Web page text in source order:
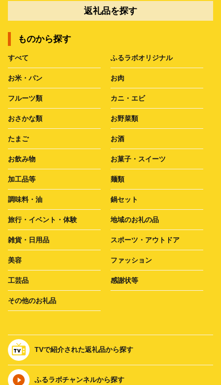
返礼品を探す
ものから探す
すべて ふるラボオリジナル
お米・パン お肉
フルーツ類 カニ・エビ
おさかな類 お野菜類
たまご お酒
お飲み物 お菓子・スイーツ
加工品等 麺類
調味料・油 鍋セット
旅行・イベント・体験 地域のお礼の品
雑貨・日用品 スポーツ・アウトドア
美容 ファッション
工芸品 感謝状等
その他のお礼品
TVで紹介された返礼品から探す
ふるラボチャンネルから探す